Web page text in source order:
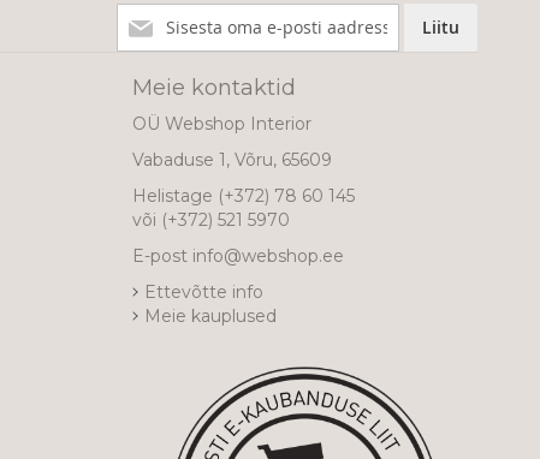
meie
Liitu
Meie kontaktid
OÜ Webshop Interior
Vabaduse 1, Võru, 65609
Helistage (+372) 78 60 145
või (+372) 521 5970
E-post info@webshop.ee
Ettevõtte info
Meie kauplused